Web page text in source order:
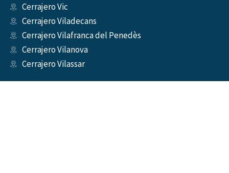
Cerrajero Vic
Cerrajero Viladecans
Cerrajero Vilafranca del Penedès
Cerrajero Vilanova
Cerrajero Vilassar